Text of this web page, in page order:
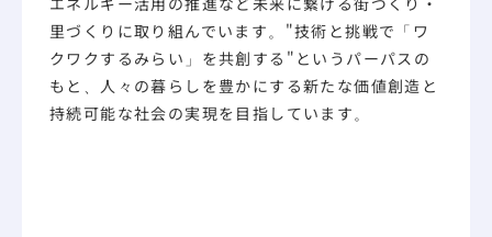
里づくりに取り組んでいます。"技術と挑戦で「ワ
クワクするみらい」を共創する"というパーパスの
もと、人々の暮らしを豊かにする新たな価値創造と
持続可能な社会の実現を目指しています。